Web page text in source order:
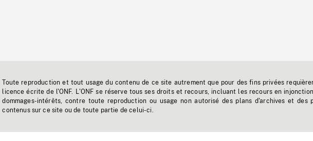
Toute reproduction et tout usage du contenu de ce site autrement que pour des fins privées
licence écrite de l'ONF. L'ONF se réserve tous ses droits et recours, incluant les recours en
dommages-intérêts, contre toute reproduction ou usage non autorisé des plans d'archives et des
contenus sur ce site ou de toute partie de celui-ci.